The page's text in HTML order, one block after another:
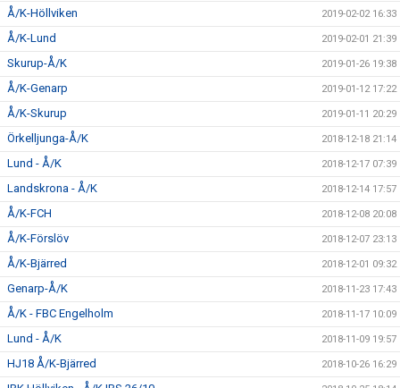
Å/K-Höllviken 2019-02-02 16:33
Å/K-Lund 2019-02-01 21:39
Skurup-Å/K 2019-01-26 19:38
Å/K-Genarp 2019-01-12 17:22
Å/K-Skurup 2019-01-11 20:29
Örkelljunga-Å/K 2018-12-18 21:14
Lund - Å/K 2018-12-17 07:39
Landskrona - Å/K 2018-12-14 17:57
Å/K-FCH 2018-12-08 20:08
Å/K-Förslöv 2018-12-07 23:13
Å/K-Bjärred 2018-12-01 09:32
Genarp-Å/K 2018-11-23 17:43
Å/K - FBC Engelholm 2018-11-17 10:09
Lund - Å/K 2018-11-09 19:57
HJ18 Å/K-Bjärred 2018-10-26 16:29